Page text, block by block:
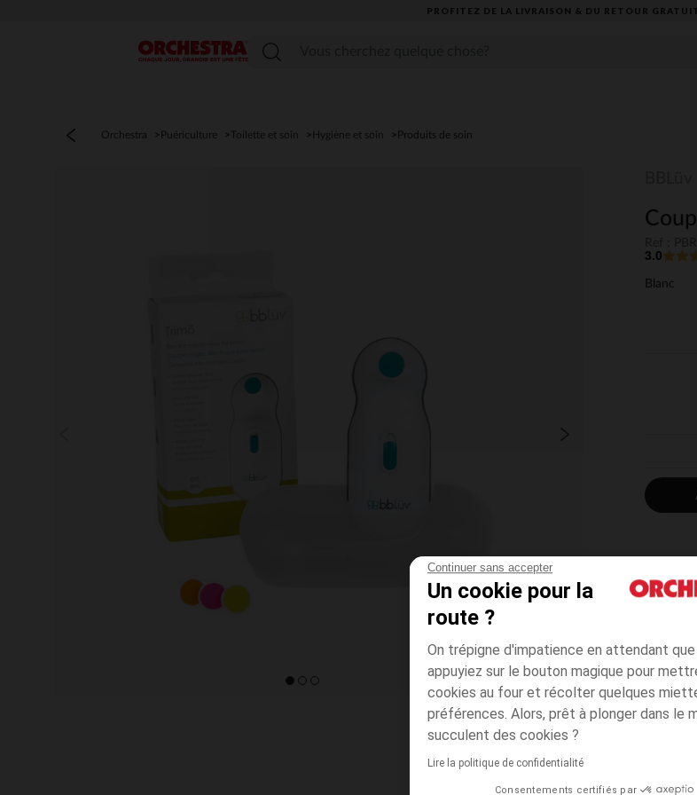
Continuer sans accepter
Un cookie pour la
route ?
On trépigne d'impatience en attendant que
appuyiez sur le bouton magique pour
cookies au four et récolter quelques
préférences. Alors, prêt à plonger dans le
succulent des cookies ?
Lire la politique de confidentialité
Consentements certifiés par
PROFITEZ DE LA LIVRAISON & DU RETOUR
Menu
Orchestra Puériculture Toilette et soin Hygiène et soin Produits de soin
3.0
Blanc